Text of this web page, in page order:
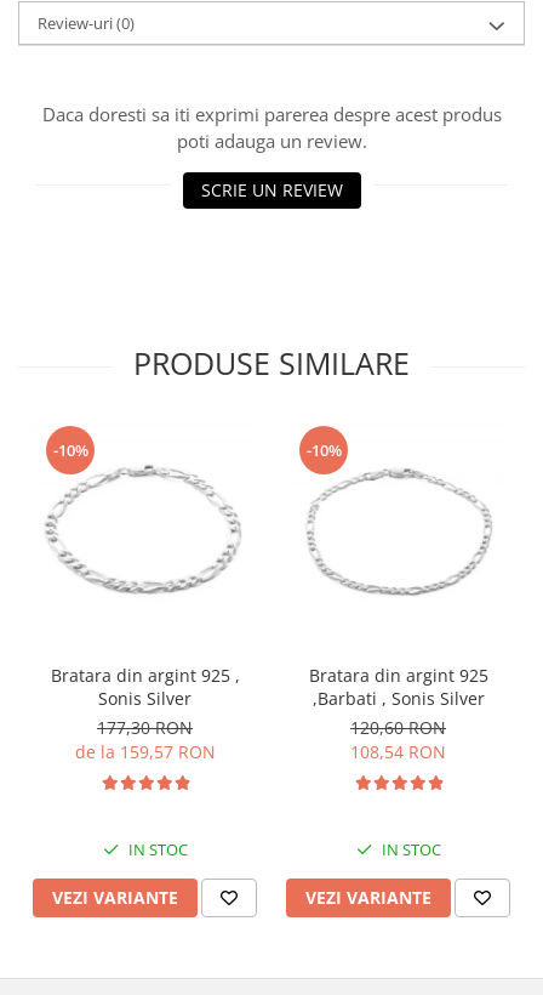
Review-uri(0)
Daca doresti sa iti exprimi parerea despre acest produs
poti adauga un review.
SCRIE UN REVIEW
PRODUSE SIMILARE
-10%
Bratara din argint 925 ,
Sonis Silver
177,30 RON
de la 159,57 RON
IN STOC
VEZI VARIANTE
-10%
Bratara din argint 925
,Barbati , Sonis Silver
120,60 RON
108,54 RON
IN STOC
VEZI VARIANTE